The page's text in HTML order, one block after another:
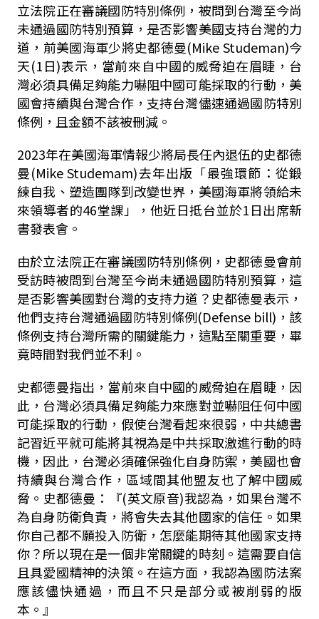
立法院正在審議國防特別條例，被問到台灣至今尚
未通過國防特別預算，是否影響美國支持台灣的力
道，前美國海軍少將史都德曼(Mike Studeman)今
天(1日)表示，當前來自中國的威脅迫在眉睫，台
灣必須具備足夠能力嚇阻中國可能採取的行動，美
國會持續與台灣合作，支持台灣儘速通過國防特別
條例，且金額不該被刪減。
2023年在美國海軍情報少將局長任內退伍的史都德
曼(Mike Studemam)去年出版「最強環節：從鍛
練自我、塑造團隊到改變世界，美國海軍將領給未
來領導者的46堂課」，他近日抵台並於1日出席新
書發表會。
由於立法院正在審議國防特別條例，史都德曼會前
受訪時被問到台灣至今尚未通過國防特別預算，這
是否影響美國對台灣的支持力道？史都德曼表示，
他們支持台灣通過國防特別條例(Defense bill) ，該
條例支持台灣所需的關鍵能力，這點至關重要，畢
竟時間對我們並不利。
史都德曼指出，當前來自中國的威脅迫在眉睫，因
此，台灣必須具備足夠能力來應對並嚇阻任何中國
可能採取的行動，假使台灣看起來很弱，中共總書
記習近平就可能將其視為是中共採取激進行動的時
機，因此，台灣必須確保強化自身防禦，美國也會
持續與台灣合作，區域間其他盟友也了解中國威
脅。史都德曼：『(英文原音)我認為，如果台灣不
為自身防衛負責，將會失去其他國家的信任。如果
你自己都不願投入防衛，怎麼能期待其他國家支持
你？所以現在是一個非常關鍵的時刻。這需要自信
且具愛國精神的決策。在這方面，我認為國防法案
應該儘快通過，而且不只是部分或被削弱的版
本。』